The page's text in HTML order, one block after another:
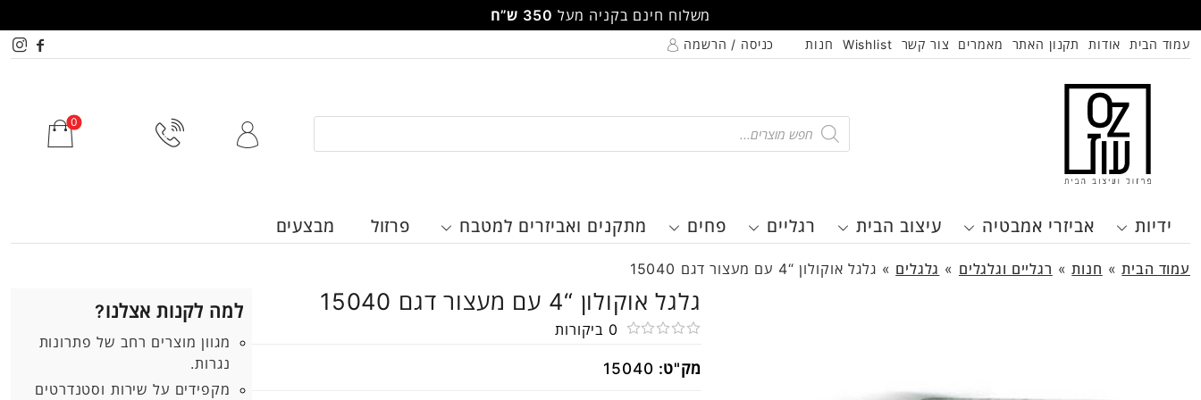
ידיות אביזרי אמבטיה עיצוב הבית רגליים פחים מתקנים ואביזרים למטבח פרזול מבצעים
Products
search
עמוד הבית אודות תקנון האתר מאמרים צור קשר Wishlist חנות כניסה / הרשמה
משלוח חינם בקניה מעל 350 ש”ח
עמוד הבית» חנות» רגליים וגלגלים » גלגלים » גלגל אוקולון “4 עם מעצור דגם 15040
גלגל אוקולון “4 עם מעצור דגם 15040
0
0 ביקורות
מק"ט: 15040
למה לקנות אצלנו?
מגוון מוצרים רחב של פתרונות
נגרות.
מקפידים על שירות וסטנדרטים